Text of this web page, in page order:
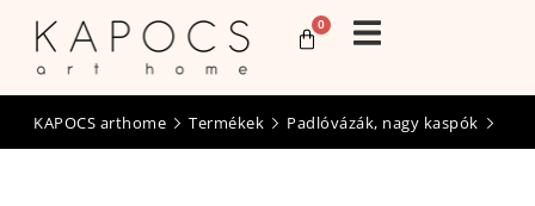
0
KAPOCS arthome Termékek Padlóvázák, nagy kaspók